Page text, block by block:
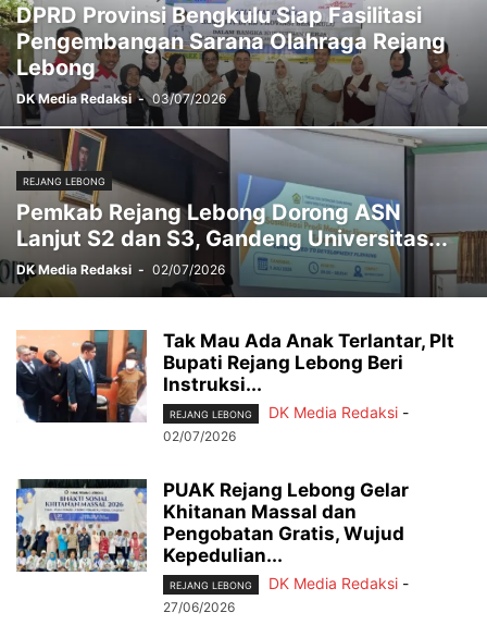
DPRD Provinsi Bengkulu Siap Fasilitasi
Pengembangan Sarana Olahraga Rejang
Lebong
DK Media Redaksi - 03/07/2026
REJANG LEBONG
Pemkab Rejang Lebong Dorong ASN
Lanjut S2 dan S3, Gandeng Universitas...
DK Media Redaksi - 02/07/2026
Tak Mau Ada Anak Terlantar, Plt
Bupati Rejang Lebong Beri
Instruksi...
REJANG LEBONG DK Media Redaksi -
02/07/2026
PUAK Rejang Lebong Gelar
Khitanan Massal dan
Pengobatan Gratis, Wujud
Kepedulian...
REJANG LEBONG DK Media Redaksi -
27/06/2026